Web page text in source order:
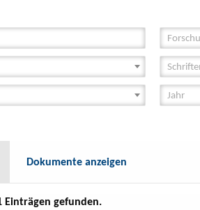
Dokumente anzeigen
Einträgen gefunden.